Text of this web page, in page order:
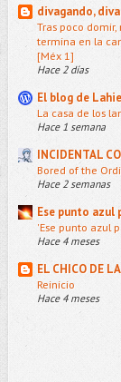
divagando,
Tras poco
termina en la
[Méx 1]
Hace 2 días
El blog de
La casa de los
Hace 1 semana
INCIDENTAL
Bored of the
Hace 2 semanas
Ese punto azul
'Ese punto azul
Hace 4 meses
EL CHICO DE
Reinicio
Hace 4 meses